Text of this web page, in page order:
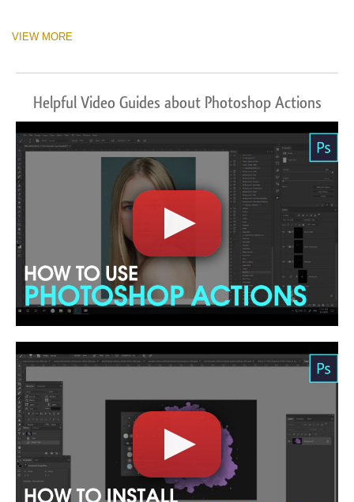
VIEW MORE
Helpful Video Guides about Photoshop Actions